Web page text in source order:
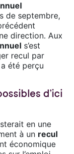
de septembre,
direction. Aux
s’est
recul par
été perçu
d’ici
en une
à un recul
économique